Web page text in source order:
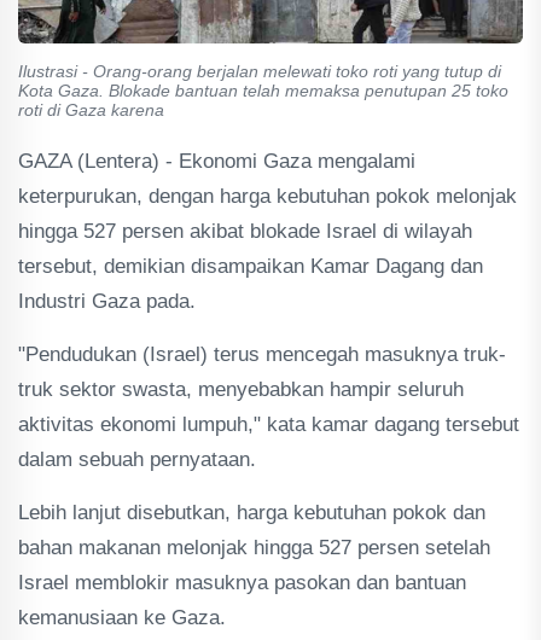
Ilustrasi - Orang-orang berjalan melewati toko roti yang tutup di
Kota Gaza. Blokade bantuan telah memaksa penutupan 25 toko
roti di Gaza karena
GAZA (Lentera) - Ekonomi Gaza mengalami
keterpurukan, dengan harga kebutuhan pokok melonjak
hingga 527 persen akibat blokade Israel di wilayah
tersebut, demikian disampaikan Kamar Dagang dan
Industri Gaza pada.
"Pendudukan (Israel) terus mencegah masuknya truk-
truk sektor swasta, menyebabkan hampir seluruh
aktivitas ekonomi lumpuh," kata kamar dagang tersebut
dalam sebuah pernyataan.
Lebih lanjut disebutkan, harga kebutuhan pokok dan
bahan makanan melonjak hingga 527 persen setelah
Israel memblokir masuknya pasokan dan bantuan
kemanusiaan ke Gaza.